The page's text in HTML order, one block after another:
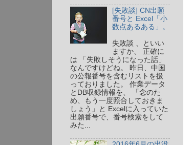
[失敗談] CN出願
番号と Excel「小
数点あるある」。
失敗談 、といい
ますか、 正確に
は 「失敗しそうになった話」
なんですけどね。 昨日、中国
の公報番号を含むリストを扱
っておりました。 作業データ
とDB収録情報を、 「念のた
め、もう一度照合しておきま
しょう」と Excelに入っていた
出願番号で、番号検索をして
みた...